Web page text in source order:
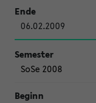
06.02.2009
SoSe 2008